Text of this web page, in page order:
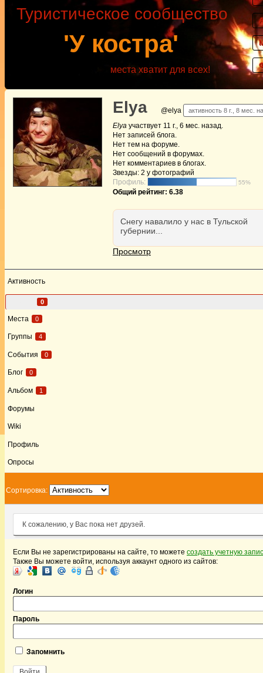
'У костра'
Туристическое сообщество
места хватит для всех!
Elya @elya активность 8 г., 8 мес.
Elya участвует 11 г., 6 мес. назад.
Нет записей блога.
Нет тем на форуме.
Нет сообщений в форумах.
Нет комментариев в блогах.
Звезды: 2 у фотографий
Профиль:
55%
Общий рейтинг: 6.38
Снегу навалило у нас в Тульской
губернии...
Просмотр
Активность
0
Места 0
Группы 4
События 0
Блог 0
Альбом 1
Форумы
Wiki
Профиль
Опросы
Сортировка:
К сожалению, у Вас пока нет друзей.
Если Вы не зарегистрированы на сайте, то можете создать учетную
Также Вы можете войти, используя аккаунт одного из сайтов:
Логин
Пароль
Запомнить